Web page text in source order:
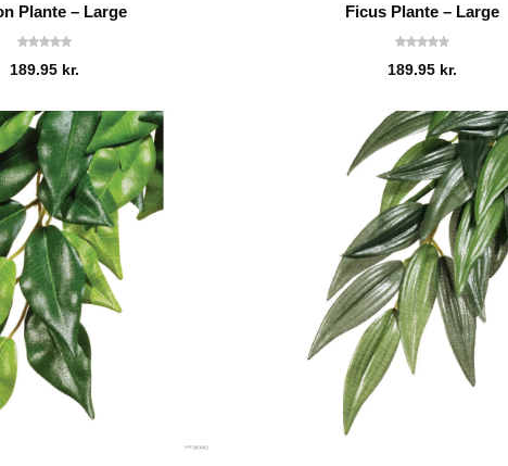
Plante – Large
189.95 kr.
Ficus Plante – Large
189.95 kr.